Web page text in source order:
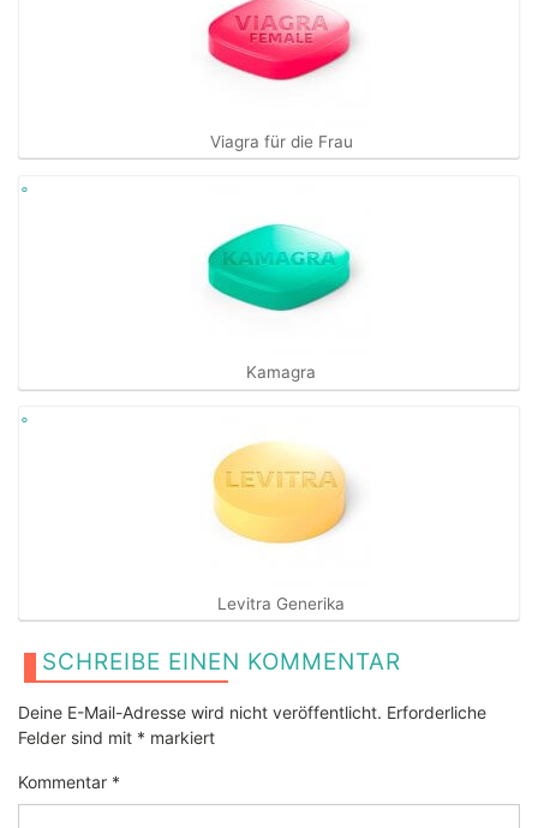
Viagra für die Frau
Kamagra
Levitra Generika
SCHREIBE EINEN KOMMENTAR
Deine E-Mail-Adresse wird nicht veröffentlicht. Erforderliche
Felder sind mit * markiert
Kommentar *